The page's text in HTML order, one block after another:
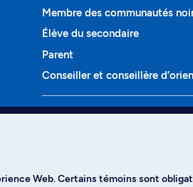
Membre des communautés
Élève du secondaire
Parent
Conseiller et conseillère
Programmes et cours
Web. Certains témoins sont